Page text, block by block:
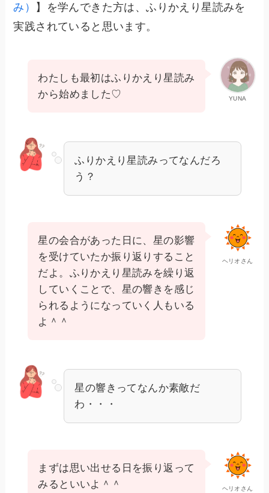
み）
】を学んできた方は、ふりかえり星読みを
実践されていると思います。
YUNA
わたしも最初はふりかえり星読み
から始めました♡
ふりかえり星読みってなんだろ
う？
ヘリオさん
星の会合があった日に、星の影響
を受けていたか振り返りすること
だよ。ふりかえり星読みを繰り返
していくことで、星の響きを感じ
られるようになっていく人もいる
よ＾＾
星の響きってなんか素敵だ
わ・・・
ヘリオさん
まずは思い出せる日を振り返って
みるといいよ＾＾